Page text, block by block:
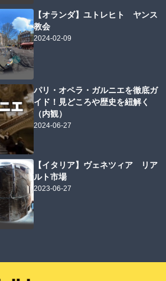
【オランダ】ユトレヒト ヤンス
教会
2024-02-09
パリ・オペラ・ガルニエを徹底ガ
イド！見どころや歴史を紐解く
（内観）
2024-06-27
【イタリア】ヴェネツィア リア
ルト市場
2023-06-27